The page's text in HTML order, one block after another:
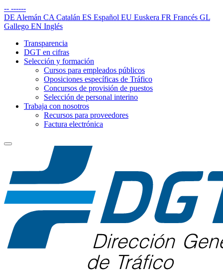
-- ------
DE Alemán CA Catalán ES Español EU Euskera FR Francés GL
Gallego EN Inglés
Transparencia
DGT en cifras
Selección y formación
Cursos para empleados públicos
Oposiciones específicas de Tráfico
Concursos de provisión de puestos
Selección de personal interino
Trabaja con nosotros
Recursos para proveedores
Factura electrónica